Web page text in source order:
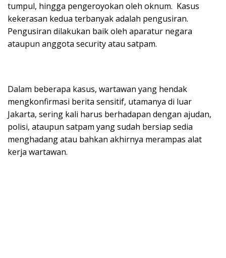
tumpul, hingga pengeroyokan oleh oknum. Kasus
kekerasan kedua terbanyak adalah pengusiran.
Pengusiran dilakukan baik oleh aparatur negara
ataupun anggota security atau satpam.
Dalam beberapa kasus, wartawan yang hendak
mengkonfirmasi berita sensitif, utamanya di luar
Jakarta, sering kali harus berhadapan dengan ajudan,
polisi, ataupun satpam yang sudah bersiap sedia
menghadang atau bahkan akhirnya merampas alat
kerja wartawan.